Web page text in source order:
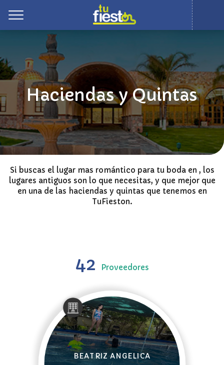
Haciendas y Quintas
Si buscas el lugar mas romántico para tu boda en , los
lugares antiguos son lo que necesitas, y que mejor que
en una de las haciendas y quintas que tenemos en
TuFieston.
42 Proveedores
BEATRIZ ANGELICA